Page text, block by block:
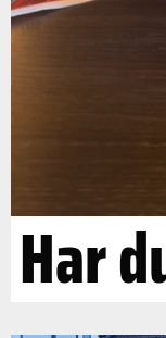
Har